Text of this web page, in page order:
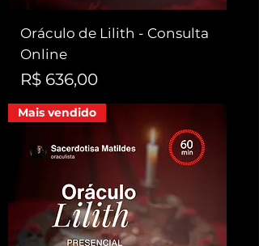
Oráculo de Lilith - Consulta
Online
Preço
R$ 636,00
Mais vendido